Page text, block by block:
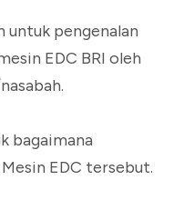
untuk pengenalan
EDC BRI oleh
bagaimana
EDC tersebut.